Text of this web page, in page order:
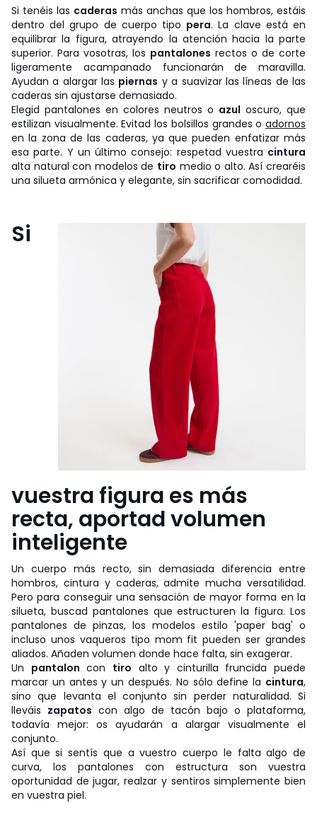
Si tenéis las caderas más anchas que los hombros, estáis
dentro del grupo de cuerpo tipo pera. La clave está en
equilibrar la figura, atrayendo la atención hacia la parte
superior. Para vosotras, los pantalones rectos o de corte
ligeramente acampanado funcionarán de maravilla.
Ayudan a alargar las piernas y a suavizar las líneas de las
caderas sin ajustarse demasiado.
Elegid pantalones en colores neutros o azul oscuro, que
estilizan visualmente. Evitad los bolsillos grandes o adornos
en la zona de las caderas, ya que pueden enfatizar más
esa parte. Y un último consejo: respetad vuestra cintura
alta natural con modelos de tiro medio o alto. Así crearéis
una silueta armónica y elegante, sin sacrificar comodidad.
Si
vuestra figura es más
recta, aportad volumen
inteligente
Un cuerpo más recto, sin demasiada diferencia entre
hombros, cintura y caderas, admite mucha versatilidad.
Pero para conseguir una sensación de mayor forma en la
silueta, buscad pantalones que estructuren la figura. Los
pantalones de pinzas, los modelos estilo 'paper bag' o
incluso unos vaqueros tipo mom fit pueden ser grandes
aliados. Añaden volumen donde hace falta, sin exagerar.
Un pantalon con tiro alto y cinturilla fruncida puede
marcar un antes y un después. No sólo define la cintura,
sino que levanta el conjunto sin perder naturalidad. Si
lleváis zapatos con algo de tacón bajo o plataforma,
todavía mejor: os ayudarán a alargar visualmente el
conjunto.
Así que si sentís que a vuestro cuerpo le falta algo de
curva, los pantalones con estructura son vuestra
oportunidad de jugar, realzar y sentiros simplemente bien
en vuestra piel.